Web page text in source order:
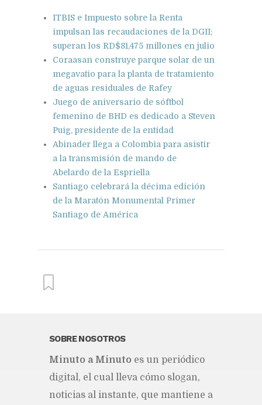
ITBIS e Impuesto sobre la Renta
impulsan las recaudaciones de la DGII;
superan los RD$81,475 millones en julio
Coraasan construye parque solar de un
megavatio para la planta de tratamiento
de aguas residuales de Rafey
Juego de aniversario de sóftbol
femenino de BHD es dedicado a Steven
Puig, presidente de la entidad
Abinader llega a Colombia para asistir
a la transmisión de mando de
Abelardo de la Espriella
Santiago celebrará la décima edición
de la Maratón Monumental Primer
Santiago de América
From this category »
Abinader llega a Colombia
para asistir a la transmisión de
mando de Abelardo de la
Espriella
SOBRE NOSOTROS
Mi­nu­to a Mi­nu­to es un pe­rió­di­co
di­gi­tal, el cual lle­va cómo slo­gan,
no­ti­cias al ins­tan­te, que man­tie­ne a